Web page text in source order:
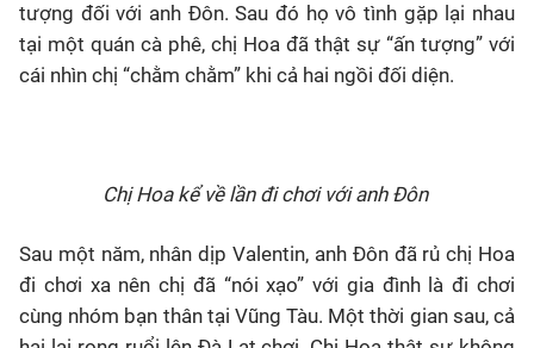
tượng đối với anh Đôn. Sau đó họ vô tình gặp lại nhau
tại một quán cà phê, chị Hoa đã thật sự “ấn tượng” với
cái nhìn chị “chằm chằm” khi cả hai ngồi đối diện.
Chị Hoa kể về lần đi chơi với anh Đôn
Sau một năm, nhân dịp Valentin, anh Đôn đã rủ chị Hoa
đi chơi xa nên chị đã “nói xạo” với gia đình là đi chơi
cùng nhóm bạn thân tại Vũng Tàu. Một thời gian sau, cả